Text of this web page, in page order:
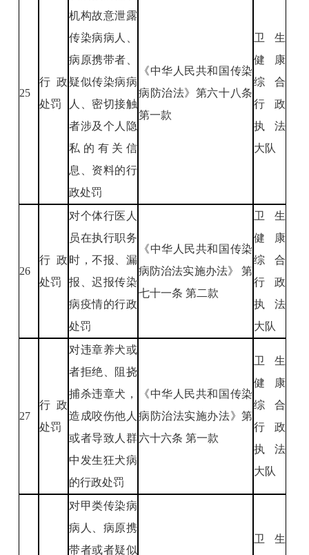
25
行政
处罚
机构故意泄露
传染病病人、
病原携带者、
疑似传染病病
人、密切接触
者涉及个人隐
私的有关信
息、资料的行
政处罚
《中华人民共和国传染
病防治法》第六十八条
第一款
卫生
健康
综合
行政
执法
大队
26
行政
处罚
对个体行医人
员在执行职务
时，不报、漏
报、迟报传染
病疫情的行政
处罚
《中华人民共和国传染
病防治法实施办法》 第
七十一条 第二款
卫生
健康
综合
行政
执法
大队
27
行政
处罚
对违章养犬或
者拒绝、阻挠
捕杀违章犬，
造成咬伤他人
或者导致人群
中发生狂犬病
的行政处罚
《中华人民共和国传染
病防治法实施办法》第
六十六条 第一款
卫生
健康
综合
行政
执法
大队
对甲类传染病
病人、病原携
带者或者疑似
卫生